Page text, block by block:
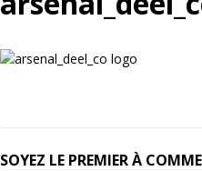
[ 2 août 2026 ]
SOYEZ LE PREMIER À